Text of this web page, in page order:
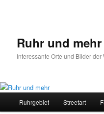
Ruhr und mehr
Interessante Orte und Bilder der
Ruhrgebiet Streetart